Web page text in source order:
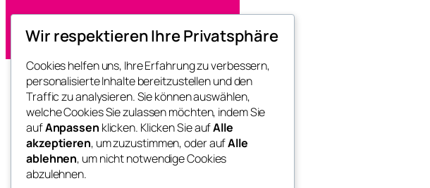
a
n
s
t
t
FRAUEN*Streiken
Österreichweit am 3. 5. 2027
Wir respektieren Ihre Privatsphäre
Cookies helfen uns, Ihre Erfahrung zu verbessern,
personalisierte Inhalte bereitzustellen und den
Traffic zu analysieren. Sie können auswählen,
welche Cookies Sie zulassen möchten, indem Sie
aufAnpassen klicken. Klicken Sie aufAlle
akzeptieren, um zuzustimmen, oder aufAlle
ablehnen, um nicht notwendige Cookies
abzulehnen.